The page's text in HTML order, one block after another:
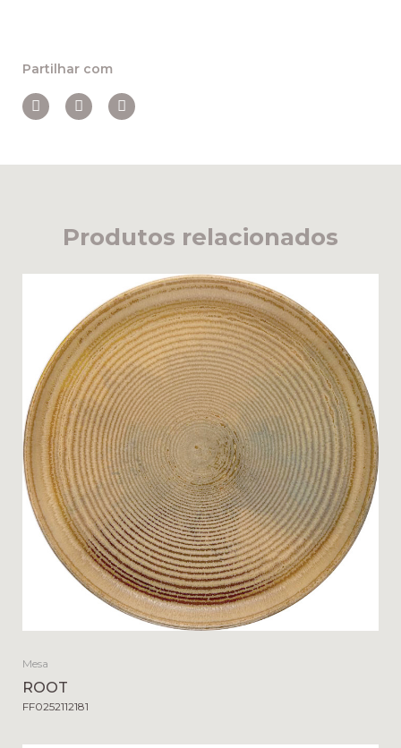
Partilhar com
Produtos relacionados
Mesa
ROOT
FF0252112181